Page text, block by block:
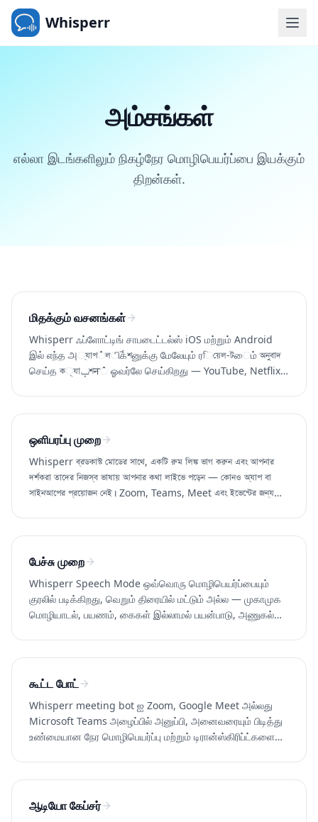
Whisperr
அம்சங்கள்
எல்லா இடங்களிலும் நிகழ்நேர மொழிபெயர்ப்பை இயக்கும்
திறன்கள்.
மிதக்கும் வசனங்கள்
Whisperr ஃப்ளோட்டிங் சாபடைட்டல்ஸ் iOS மற்றும் Android
இல் எந்த அ‍্যাপ்লிகేশனுக்கு மேலேயும் ரিয়েল-টைம் অনুবাদ
செய்த ক्যাپশन் ஓவர்லே செய்கிறது — YouTube, Netflix,
ஒளிபரப்பு முறை
Whisperr ব্রডকাস্ট মোডের সাথে, একটি রুম লিঙ্ক ভাগ করুন এবং আপনার
দর্শকরা তাদের নিজস্ব ভাষায় আপনার কথা লাইভে পড়েন — কোনও অ্যাপ বা
সাইনআপের প্রয়োজন নেই। Zoom, Teams, Meet এবং ইভেন্টের জন্য
பேச்சு முறை
Whisperr Speech Mode ஒவ்வொரு மொழிபெயர்ப்பையும்
குரலில் படிக்கிறது, வெறும் திரையில் மட்டும் அல்ல — முகாமுக
மொழியாடல், பயணம், கைகள் இல்லாமல் பயன்பாடு, அணுகல்
கூட்ட போட்
Whisperr meeting bot ஐ Zoom, Google Meet அல்லது
Microsoft Teams அழைப்பில் அனுப்பி, அனைவரையும் பிடித்து
உண்மையான நேர மொழிபெயர்ப்பு மற்றும் டிரான்ஸ்கிரிப்ட்களை
ஆடியோ கேப்சர்